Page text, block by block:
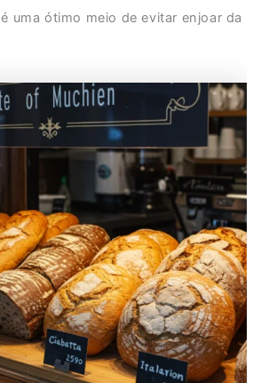
é uma ótimo meio de evitar enjoar da